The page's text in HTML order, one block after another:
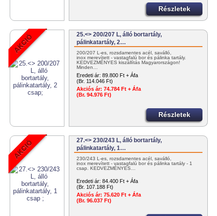
Részletek
25.<> 200/207 L, álló bortartály,
pálinkatartály, 2…
200/207 L-es, rozsdamentes acél, saválló,
inox merevített - vastagfalú bor és pálinka tartály.
KEDVEZMÉNYES kiszállítás Magyarországon!
Minden…
Eredeti ár: 89.800 Ft + Áfa
(Br. 114.046 Ft)
Akciós ár: 74.784 Ft + Áfa
(Br. 94.976 Ft)
Részletek
27.<> 230/243 L, álló bortartály,
pálinkatartály, 1…
230/243 L-es, rozsdamentes acél, saválló,
inox merevített - vastagfalú bor és pálinka tartály - 1
csap. KEDVEZMÉNYES…
Eredeti ár: 84.400 Ft + Áfa
(Br. 107.188 Ft)
Akciós ár: 75.620 Ft + Áfa
(Br. 96.037 Ft)